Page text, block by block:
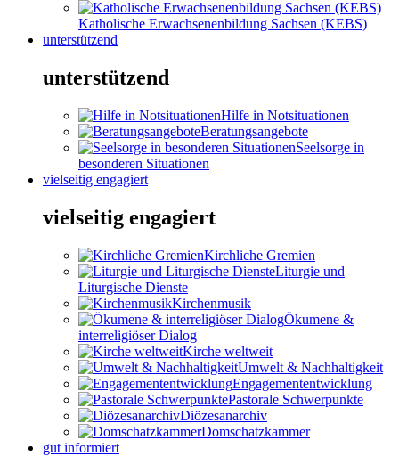
Katholische Erwachsenenbildung Sachsen (KEBS)
unterstützend
unterstützend
Hilfe in Notsituationen
Beratungsangebote
Seelsorge in
besonderen Situationen
vielseitig engagiert
vielseitig engagiert
Kirchliche Gremien
Liturgie und
Liturgische Dienste
Kirchenmusik
Ökumene &
interreligiöser Dialog
Kirche weltweit
Umwelt & Nachhaltigkeit
Engagemententwicklung
Pastorale Schwerpunkte
Diözesanarchiv
Domschatzkammer
gut informiert